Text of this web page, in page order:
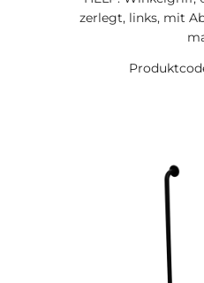
zerlegt, links, mit